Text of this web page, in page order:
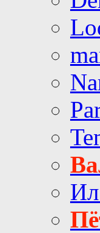
Ил_